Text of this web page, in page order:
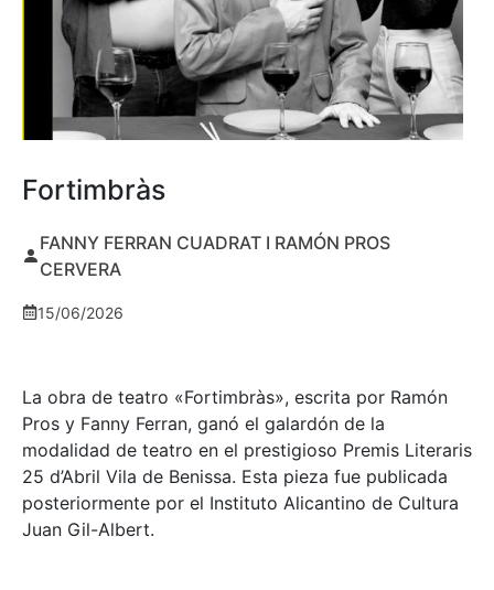
Fortimbràs
FANNY FERRAN CUADRAT I RAMÓN PROS
CERVERA
15/06/2026
La obra de teatro «Fortimbràs», escrita por Ramón
Pros y Fanny Ferran, ganó el galardón de la
modalidad de teatro en el prestigioso Premis Literaris
25 d’Abril Vila de Benissa. Esta pieza fue publicada
posteriormente por el Instituto Alicantino de Cultura
Juan Gil-Albert.